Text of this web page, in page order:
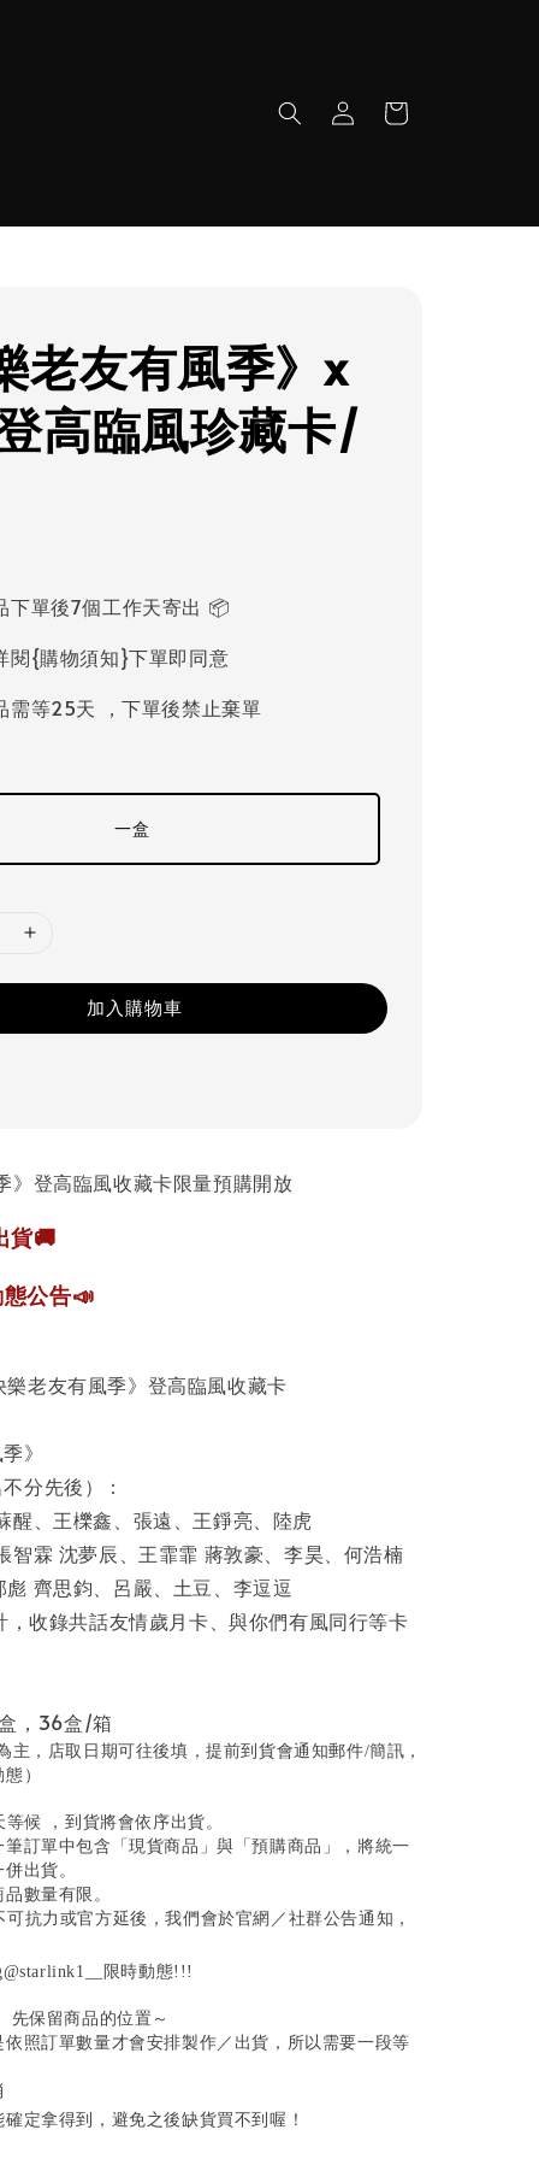
老友有風季》x
高臨風珍藏卡/
下單後7個工作天寄出 📦
閱{購物須知}下單即同意
需等25天 ，下單後禁止棄單
一盒
加入購物車
》登高臨風收藏卡限量預購開放
貨🚚
公告📣
老友有風季》登高臨風收藏卡
》
分先後）：
醒、王櫟鑫、張遠、王錚亮、陸虎
智霖 沈夢辰、王霏霏 蔣敦豪、李昊、何浩楠
齊思鈞、呂嚴、土豆、李逗逗
，收錄共話友情歲月卡、與你們有風同行等卡
，36盒/箱
主，店取日期可往後填，提前到貨會通知郵件/簡訊，
）
候 ，到貨將會依序出貨。
訂單中包含「現貨商品」與「預購商品」，將統一
出貨。
數量有限。
抗力或官方延後，我們會於官網／社群公告通知，
限時動態!!!
先保留商品的位置～
照訂單數量才會安排製作／出貨，所以需要一段等
定拿得到，避免之後缺貨買不到喔！